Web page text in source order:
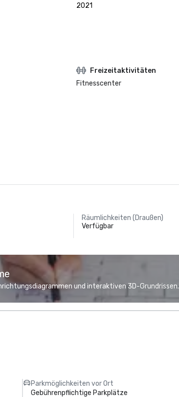
2021
Freizeitaktivitäten
Fitnesscenter
Räumlichkeiten (Draußen)
Verfügbar
und interaktiven 3D-Grundrissen.
Parkmöglichkeiten vor Ort
Gebührenpflichtige Parkplätze